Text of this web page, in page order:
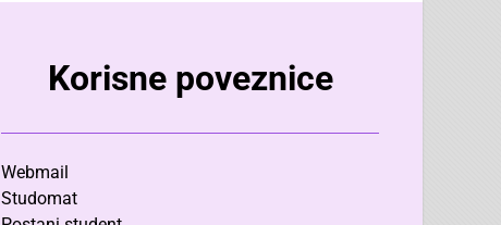
Korisne poveznice
Webmail
Studomat